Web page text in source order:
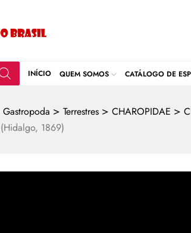
INÍCIO QUEM SOMOS CATÁLOGO DE
Gastropoda > Terrestres > CHAROPIDAE >
(Hidalgo, 1869)